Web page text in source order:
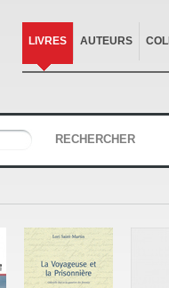
LIVRES AUTEURS
RECHERCHER